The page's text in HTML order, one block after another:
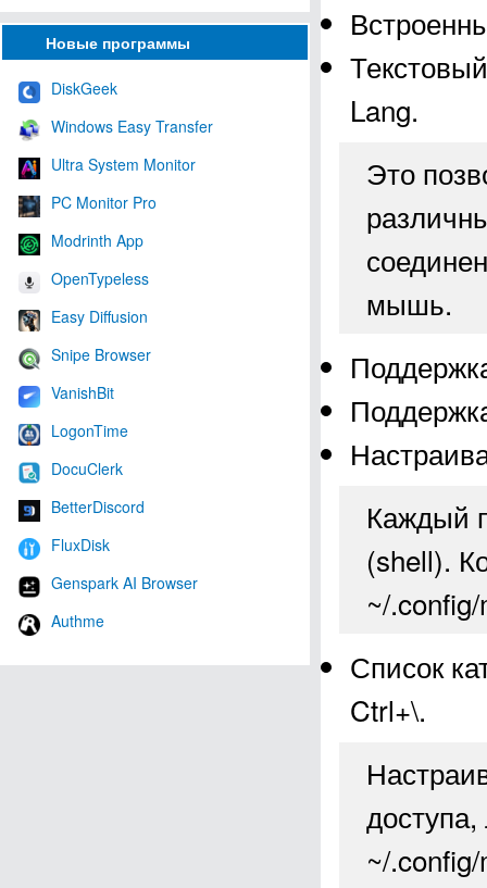
Новые программы
DiskGeek
Windows Easy Transfer
Ultra System Monitor
PC Monitor Pro
Modrinth App
OpenTypeless
Easy Diffusion
Snipe Browser
VanishBit
LogonTime
DocuClerk
BetterDiscord
FluxDisk
Genspark AI Browser
Authme
Lang.
Это
мышь.
Каждый
(shell).
~/
Список
Ctrl+\.
~/